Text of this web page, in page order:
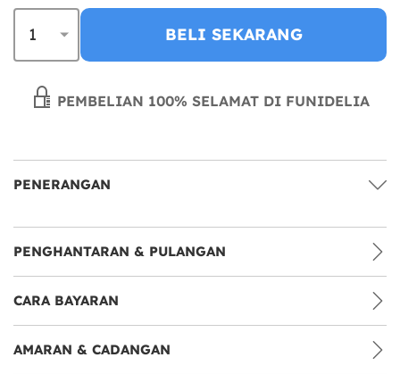
BELI SEKARANG
PEMBELIAN 100% SELAMAT DI FUNIDELIA
PENERANGAN
PENGHANTARAN & PULANGAN
CARA BAYARAN
AMARAN & CADANGAN